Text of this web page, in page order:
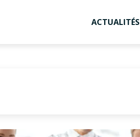
ACTUALITÉS